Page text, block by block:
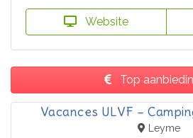
Website
Top
Vacances ULVF –
Leyme